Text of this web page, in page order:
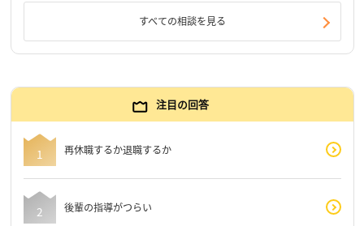
すべての相談を見る
注目の回答
再休職するか退職するか
後輩の指導がつらい